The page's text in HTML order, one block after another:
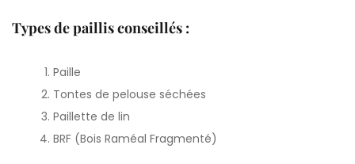
Types de paillis conseillés :
Paille
Tontes de pelouse séchées
Paillette de lin
BRF (Bois Raméal Fragmenté)